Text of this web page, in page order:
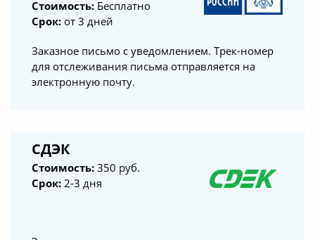
Стоимость: Бесплатно
Срок: от 3 дней
Заказное письмо с уведомлением. Трек-номер
для отслеживания письма отправляется на
электронную почту.
СДЭК
Стоимость: 350 руб.
Срок: 2-3 дня